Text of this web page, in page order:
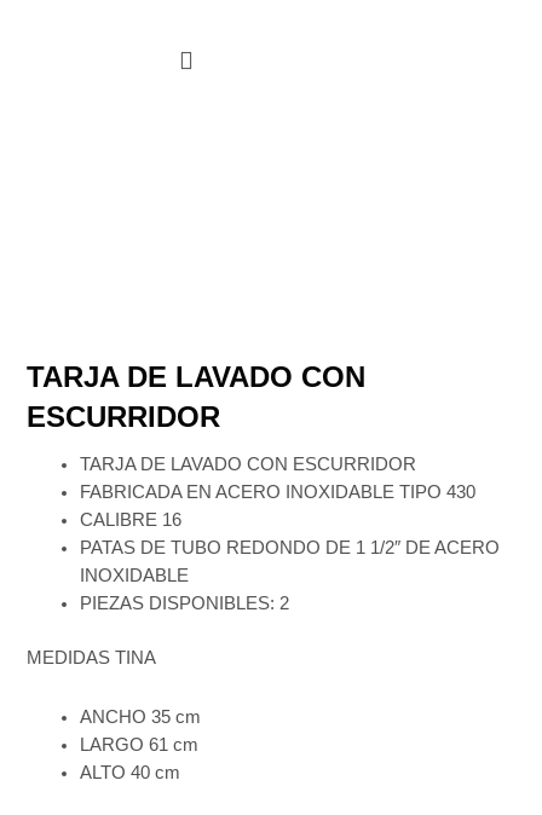
TARJA DE LAVADO CON
ESCURRIDOR
TARJA DE LAVADO CON ESCURRIDOR
FABRICADA EN ACERO INOXIDABLE TIPO 430
CALIBRE 16
PATAS DE TUBO REDONDO DE 1 1/2″ DE ACERO
INOXIDABLE
PIEZAS DISPONIBLES: 2
MEDIDAS TINA
ANCHO35 cm
LARGO 61 cm
ALTO 40 cm